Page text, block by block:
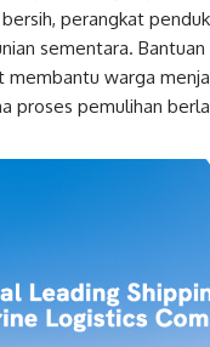
perangkat
sementara.
membantu warga
proses pemulihan